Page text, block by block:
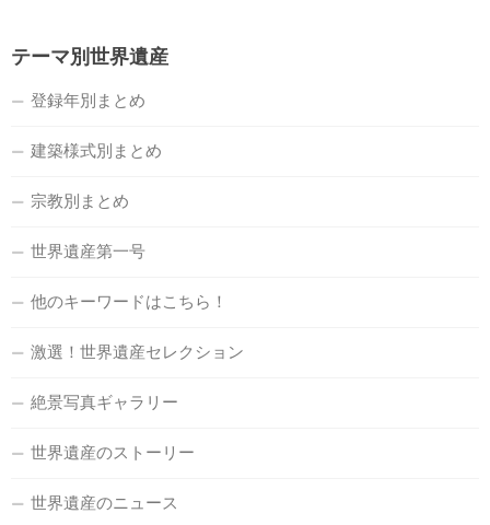
テーマ別世界遺産
登録年別まとめ
建築様式別まとめ
宗教別まとめ
世界遺産第一号
他のキーワードはこちら！
激選！世界遺産セレクション
絶景写真ギャラリー
世界遺産のストーリー
世界遺産のニュース